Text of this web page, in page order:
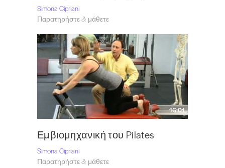
Simona Cipriani
Παρατηρήστε & μάθετε
16:01
Εμβιομηχανική του Pilates
Simona Cipriani
Παρατηρήστε & μάθετε